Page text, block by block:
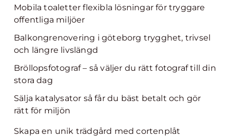
Mobila toaletter flexibla lösningar för tryggare
offentliga miljöer
Balkongrenovering i göteborg trygghet, trivsel
och längre livslängd
Bröllopsfotograf – så väljer du rätt fotograf till din
stora dag
Sälja katalysator så får du bäst betalt och gör
rätt för miljön
Skapa en unik trädgård med cortenplåt